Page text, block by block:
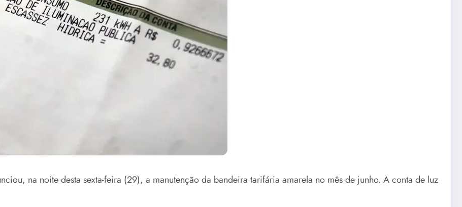
na noite desta sexta-feira (29), a manutenção da bandeira tarifária amarela no mês de junho. A conta de luz